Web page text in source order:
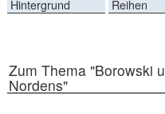
Hintergrund
Reihen
Zum Thema "Borowski
Nordens"